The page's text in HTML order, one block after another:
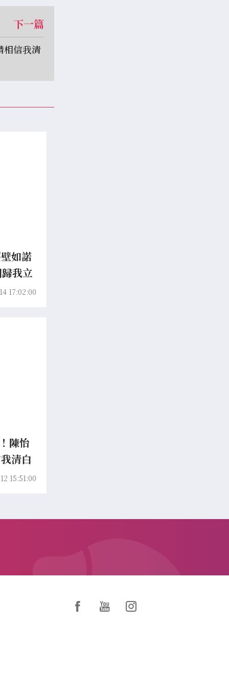
下一篇
相信我清
如諾
我立
17:02:00
陳怡
清白
15:51:00